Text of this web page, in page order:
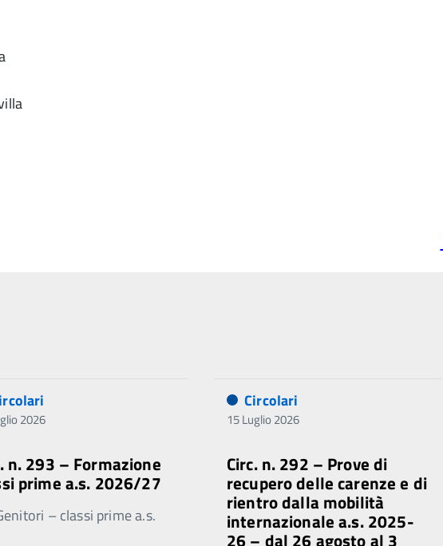
2026
n. 293 – Formazione
prime a.s. 2026/27
– classi prime a.s.
Circolari
15 Luglio 2026
Circ. n. 292 – Prove di
recupero delle carenze e di
rientro dalla mobilità
internazionale a.s. 2025-
26 – dal 26 agosto al 3